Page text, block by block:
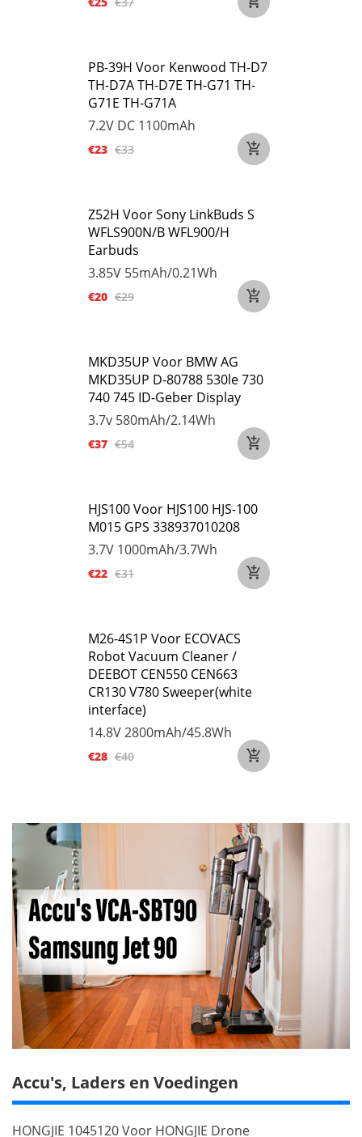
PB-39H Voor Kenwood TH-D7
TH-D7A TH-D7E TH-G71 TH-
G71E TH-G71A
7.2V DC 1100mAh
€23 €33
Z52H Voor Sony LinkBuds S
WFLS900N/B WFL900/H
Earbuds
3.85V 55mAh/0.21Wh
€20 €29
MKD35UP Voor BMW AG
MKD35UP D-80788 530le 730
740 745 ID-Geber Display
3.7v 580mAh/2.14Wh
€37 €54
HJS100 Voor HJS100 HJS-100
M015 GPS 338937010208
3.7V 1000mAh/3.7Wh
€22 €31
M26-4S1P Voor ECOVACS
Robot Vacuum Cleaner /
DEEBOT CEN550 CEN663
CR130 V780 Sweeper(white
interface)
14.8V2800mAh/45.8Wh
€28 €40
Accu's, Laders en Voedingen
HONGJIE 1045120 Voor HONGJIE Drone